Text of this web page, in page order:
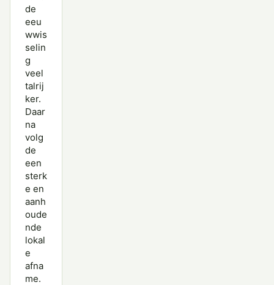
de
eeu
wwis
selin
g
veel
talrij
ker.
Daar
na
volg
de
een
sterk
e en
aanh
oude
nde
lokal
e
afna
me.